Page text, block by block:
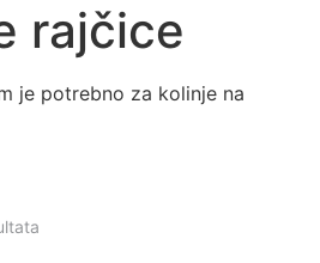
rajčice
je potrebno za kolinje na